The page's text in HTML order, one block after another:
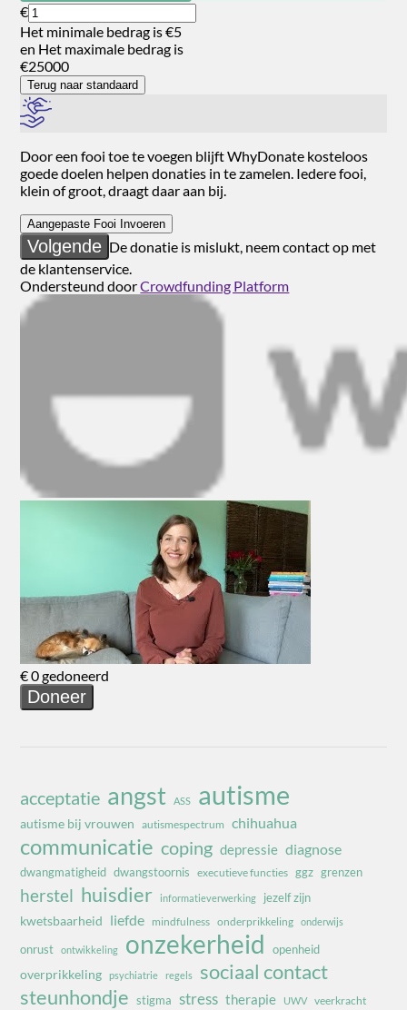
acceptatie angst ASS autisme
autisme bij vrouwen autismespectrum chihuahua
communicatie coping depressie diagnose
dwangmatigheid dwangstoornis executieve functies ggz grenzen
herstel huisdier informatieverwerking jezelf zijn
kwetsbaarheid liefde mindfulness onderprikkeling onderwijs
onrust ontwikkeling onzekerheid openheid
overprikkeling psychiatrie regels
sociaal contact
steunhondje stigma stress therapie UWV veerkracht